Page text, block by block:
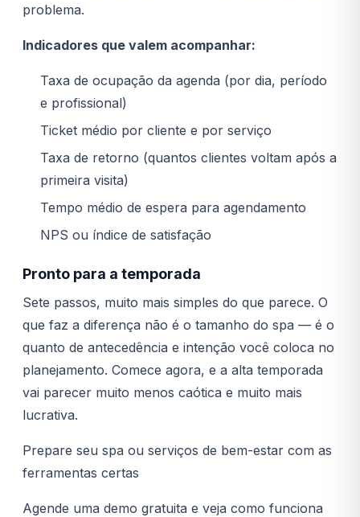
problema.
Indicadores que valem acompanhar:
Taxa de ocupação da agenda (por dia, período
e profissional)
Ticket médio por cliente e por serviço
Taxa de retorno (quantos clientes voltam após a
primeira visita)
Tempo médio de espera para agendamento
NPS ou índice de satisfação
Pronto para a temporada
Sete passos, muito mais simples do que parece. O
que faz a diferença não é o tamanho do spa — é o
quanto de antecedência e intenção você coloca no
planejamento. Comece agora, e a alta temporada
vai parecer muito menos caótica e muito mais
lucrativa.
Prepare seu spa ou serviços de bem-estar com as
ferramentas certas
Agende uma demo gratuita e veja como funciona